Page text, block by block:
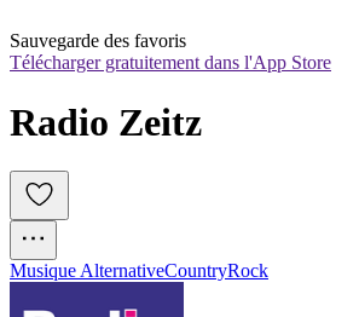
Sauvegarde des favoris
Télécharger gratuitement dans l'App Store
Radio Zeitz
Musique AlternativeCountryRock